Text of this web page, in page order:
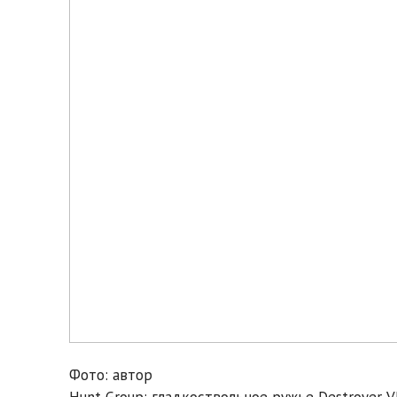
Фото: автор